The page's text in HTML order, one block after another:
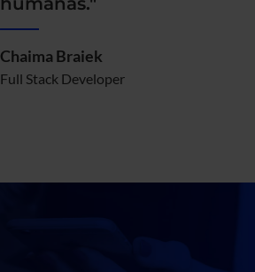
Chaima Braiek
Full Stack Developer